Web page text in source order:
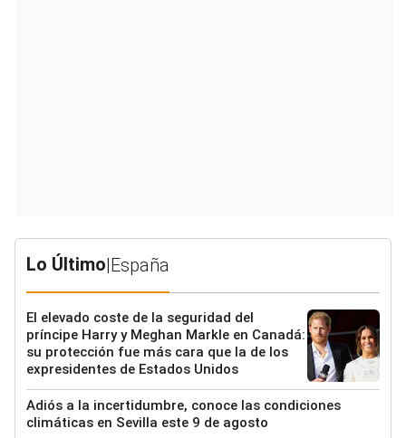
Lo Último|España
El elevado coste de la seguridad del
príncipe Harry y Meghan Markle en Canadá:
su protección fue más cara que la de los
expresidentes de Estados Unidos
Adiós a la incertidumbre, conoce las condiciones
climáticas en Sevilla este 9 de agosto